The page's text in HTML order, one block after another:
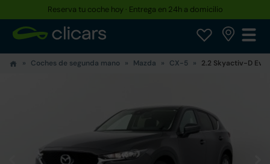
Reserva tu coche hoy · Entrega en 24h a domicilio
Coches de segunda mano Mazda CX-5 2.2 Skyactiv-D